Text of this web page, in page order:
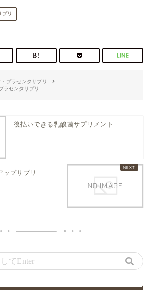
プリ
プラセンタサプリ
ラセンタサプリ
後払いできる乳酸菌サプリメント
ップサプリ